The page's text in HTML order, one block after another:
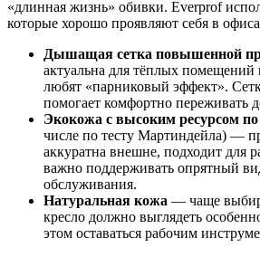
«длинная жизнь» обивки. Everprof
которые хорошо проявляют себя в
Дышащая сетка повышенной
актуальна для тёплых
любят «парниковый эффект».
помогает комфортно переживать
Экокожа с высоким ресурсом по
числе по тесту Мартиндейла) —
аккуратна внешне, подходит для
важно поддерживать опрятный
обслуживания.
Натуральная кожа — чаще
кресло должно выглядеть
этом оставаться рабочим